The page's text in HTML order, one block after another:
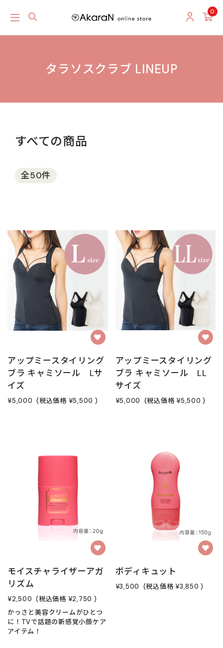
0
タラソスクラブ LINEUP
すべての商品
全50件
アップミースタイリング
ブラ キャミソール Lサ
イズ
¥5,000 (税込価格 ¥5,500 )
アップミースタイリング
ブラ キャミソール LL
サイズ
¥5,000 (税込価格 ¥5,500 )
モイスチャライザーアガ
リズム
¥2,500 (税込価格 ¥2,750 )
かっさと美容クリームがひとつ
に！TVで話題の新感覚小顔ケア
アイテム！
ボディキュット
¥3,500 (税込価格 ¥3,850 )